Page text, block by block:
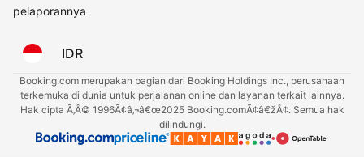
pelaporannya
IDR
Booking.com merupakan bagian dari Booking Holdings Inc., perusahaan
terkemuka di dunia untuk perjalanan online dan layanan terkait lainnya.
Hak cipta Ã‚Â© 1996Ã¢â‚¬â€œ2025 Booking.comÃ¢â€žÂ¢. Semua hak
dilindungi.